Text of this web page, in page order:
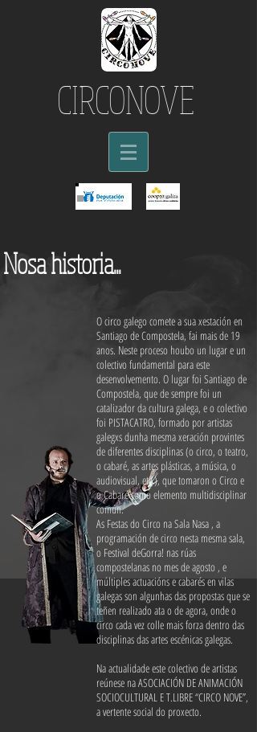
CIRCONOVE
Nosa historia...
O circo galego comete a sua xestación en
Santiago de Compostela, fai mais de 19
anos. Neste proceso houbo un lugar e un
colectivo fundamental para este
desenvolvemento. O lugar foi Santiago de
Compostela, que de sempre foi un
catalizador da cultura galega, e o colectivo
foi PISTACATRO, formado por artistas
galegxs dunha mesma xeración provintes
de diferentes disciplinas (o circo, o teatro,
o cabaré, as artes plásticas, a música, o
audiovisual, etc.), que tomaron o Circo e
o Cabaré como elemento multidisciplinar
común.
As Festas do Circo na Sala Nasa , a
programación de circo nesta mesma sala,
o Festival deGorra! nas rúas
compostelanas no mes de agosto , e
múltiples actuacións e cabarés en vilas
galegas son algunhas das propostas que se
teñen realizado ata o de agora, onde o
circo cada vez colle mais forza dentro das
disciplinas das artes escénicas galegas.
Na actualidade este colectivo de artistas
reúnese na ASOCIACIÓN DE ANIMACIÓN
SOCIOCULTURAL E T.LIBRE “CIRCO NOVE”,
a vertente social do proxecto.